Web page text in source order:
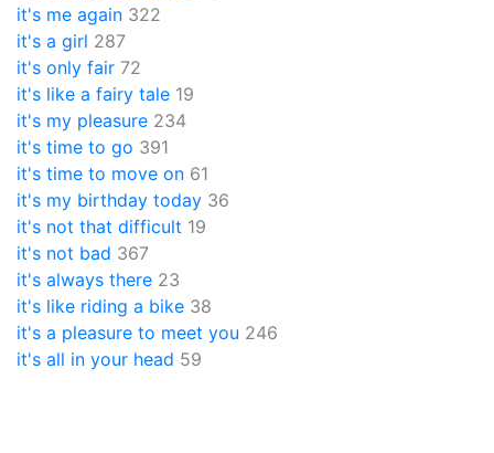
it's me again 322
it's a girl 287
it's only fair 72
it's like a fairy tale 19
it's my pleasure 234
it's time to go 391
it's time to move on 61
it's my birthday today 36
it's not that difficult 19
it's not bad 367
it's always there 23
it's like riding a bike 38
it's a pleasure to meet you 246
it's all in your head 59